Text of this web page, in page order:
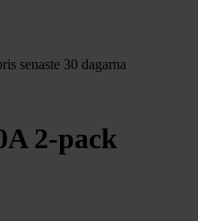
senaste 30 dagarna
2-pack